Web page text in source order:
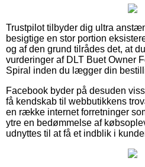
Trustpilot tilbyder dig ultra
besigtige en stor portion
og af den grund tilrådes det, at
vurderinger af DLT Buet Owner
Spiral inden du lægger din
Facebook byder på desuden
få kendskab til webbutikkens
en række internet forretninger
ytre en bedømmelse af
udnyttes til at få et indblik i